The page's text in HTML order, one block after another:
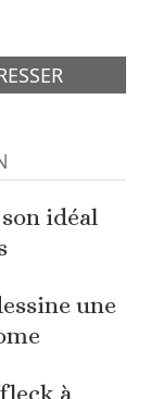
idéal
une
à